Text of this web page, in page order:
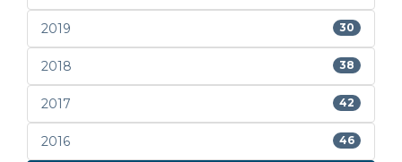
2019 30
2018 38
2017 42
2016 46